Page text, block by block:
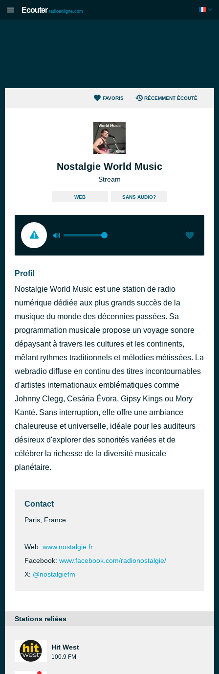
Ecouter radioenligne.com
FAVORIS RÉCEMMENT ÉCOUTÉ
Nostalgie World Music
Stream
WEB SANS AUDIO?
Profil
Nostalgie World Music est une station de radio
numérique dédiée aux plus grands succès de la
musique du monde des décennies passées. Sa
programmation musicale propose un voyage sonore
dépaysant à travers les cultures et les continents,
mêlant rythmes traditionnels et mélodies métissées. La
webradio diffuse en continu des titres incontournables
d'artistes internationaux emblématiques comme
Johnny Clegg, Cesária Évora, Gipsy Kings ou Mory
Kanté. Sans interruption, elle offre une ambiance
chaleureuse et universelle, idéale pour les auditeurs
désireux d'explorer des sonorités variées et de
célébrer la richesse de la diversité musicale
planétaire.
Contact
Paris, France
Web: www.nostalgie.fr
Facebook: www.facebook.com/radionostalgie/
X: @nostalgiefm
Stations reliées
Hit West
100.9 FM